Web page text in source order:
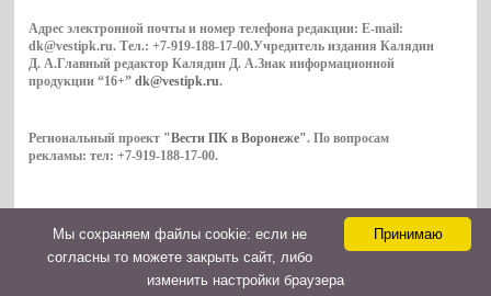
Адрес электронной почты и номер телефона редакции: E-mail:
dk@vestipk.ru. Тел.: +7-919-188-17-00.Учредитель издания Калядин
Д. А.Главный редактор Калядин Д. А.Знак информационной
продукции “16+”dk@vestipk.ru.
Региональный проект "Вести ПК в Воронеже". По вопросам
рекламы: тел: +7-919-188-17-00.
Copyright © 2026. ВестиПК в Воронеже
Контакты
Принимаю
Мы cохраняем файлы cookie: если не
согласны то можете закрыть сайт, либо
изменить настройки браузера